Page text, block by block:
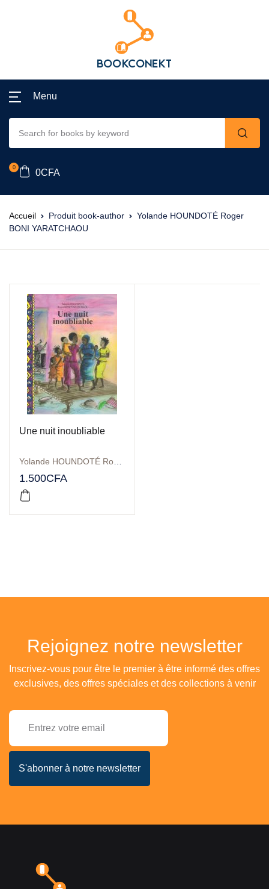
Menu
0
0CFA
Accueil Produit book-author
Yolande HOUNDOTÉ Roger
BONI YARATCHAOU
Une nuit inoubliable
1.500CFA
Rejoignez notre newsletter
Inscrivez-vous pour être le premier à être informé des offres
exclusives, des offres spéciales et des collections à venir